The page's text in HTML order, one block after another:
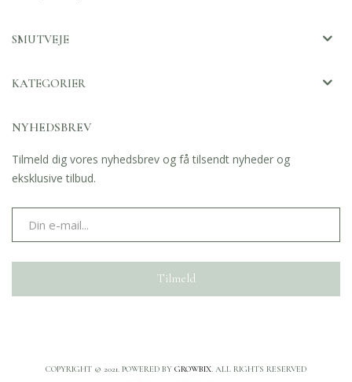
SMUTVEJE
KATEGORIER
NYHEDSBREV
Tilmeld dig vores nyhedsbrev og få tilsendt nyheder og
eksklusive tilbud.
Tilmeld
COPYRIGHT © 2021. POWERED BY GROWBIX. ALL RIGHTS RESERVED